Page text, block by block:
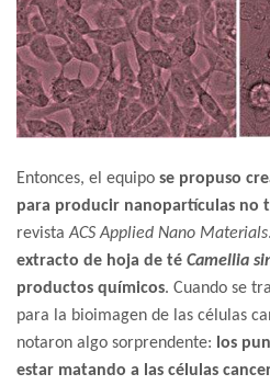
Entonces, el equipo se propuso
para producir nanopartículas no
revistaACS Applied Nano Materials
extracto de hoja de té Camellia
productos químicos. Cuando se
para la bioimagen de las células
notaron algo sorprendente: los
estar matando a las células